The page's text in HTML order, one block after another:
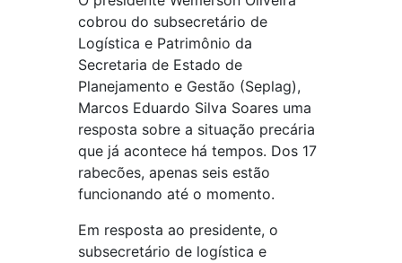
cobrou do subsecretário de
Logística e Patrimônio da
Secretaria de Estado de
Planejamento e Gestão (Seplag),
Marcos Eduardo Silva Soares uma
resposta sobre a situação precária
que já acontece há tempos. Dos 17
rabecões, apenas seis estão
funcionando até o momento.
Em resposta ao presidente, o
subsecretário de logística e